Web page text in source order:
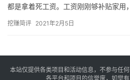
都是拿着死工资。工资刚刚够补贴家用
时间…
挖赚简评 2021年2月5日
本站仅提供各类项目和活动信息，不参与任
各平台和项目的信誉度，如觉有